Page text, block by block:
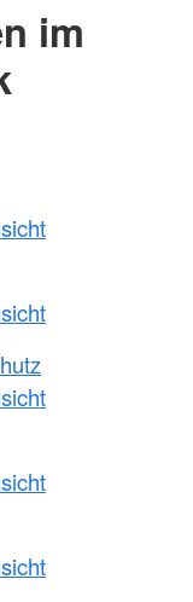
im